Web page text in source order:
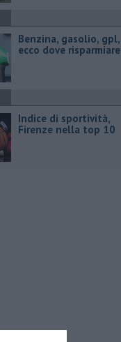
​Benzina, gasolio, gpl,
ecco dove risparmiare
Indice di sportività,
Firenze nella top 10